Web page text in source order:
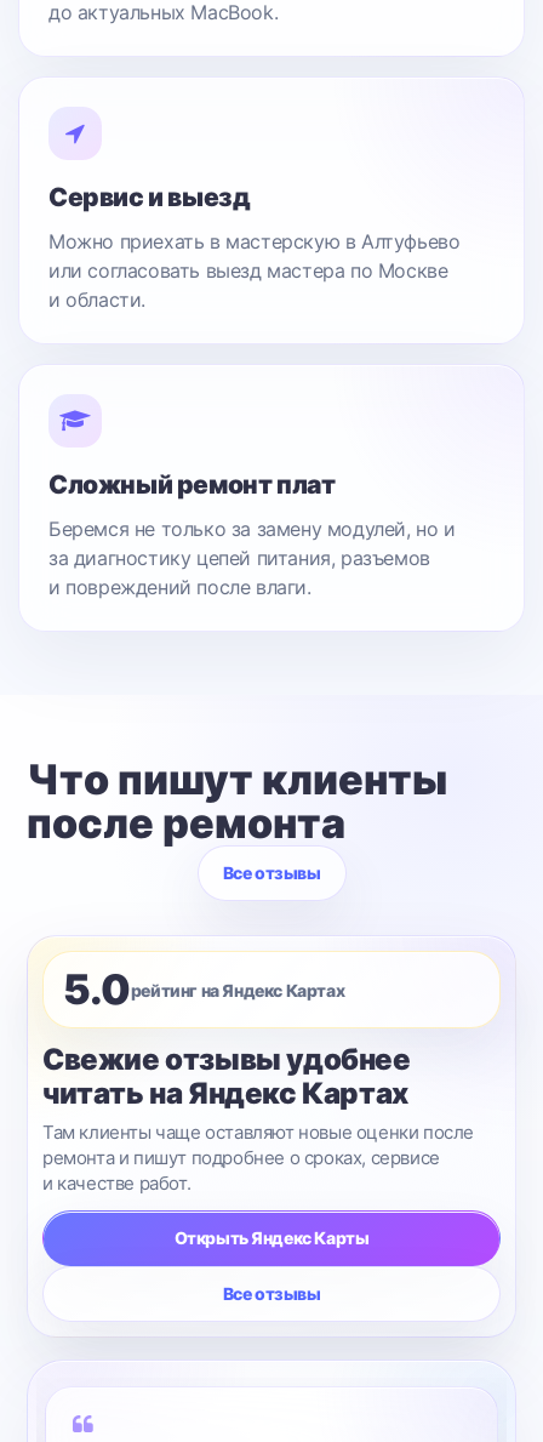
до актуальных MacBook.
Сервис и выезд
Можно приехать в мастерскую в Алтуфьево
или согласовать выезд мастера по Москве
и области.
Сложный ремонт плат
Беремся не только за замену модулей, но и
за диагностику цепей питания, разъемов
и повреждений после влаги.
Что пишут клиенты
после ремонта
Все отзывы
5.0рейтинг на Яндекс Картах
Свежие отзывы удобнее
читать на Яндекс Картах
Там клиенты чаще оставляют новые оценки после
ремонта и пишут подробнее о сроках, сервисе
и качестве работ.
Открыть Яндекс Карты
Все отзывы